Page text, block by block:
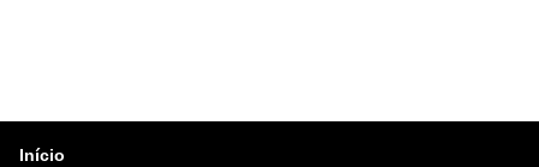
Início